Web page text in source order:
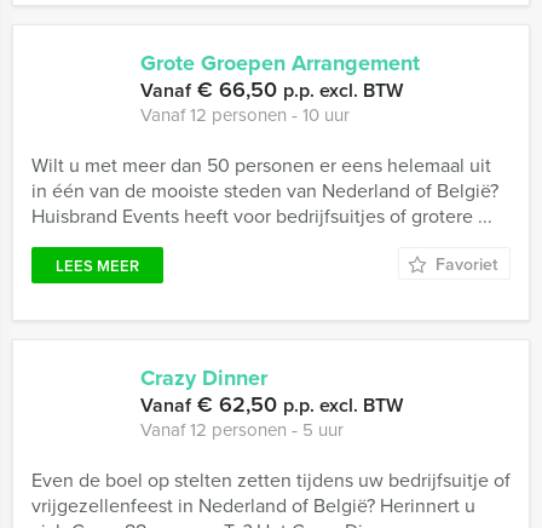
Grote Groepen Arrangement
Vanaf€ 66,50 p.p. excl. BTW
Vanaf 12 personen ‐ 10 uur
Wilt u met meer dan 50 personen er eens helemaal uit
in één van de mooiste steden van Nederland of België?
Huisbrand Events heeft voor bedrijfsuitjes of grotere ...
LEES MEER Favoriet
Crazy Dinner
Vanaf€ 62,50 p.p. excl. BTW
Vanaf 12 personen ‐ 5 uur
Even de boel op stelten zetten tijdens uw bedrijfsuitje of
vrijgezellenfeest in Nederland of België? Herinnert u